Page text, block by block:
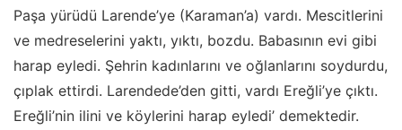
Paşa yürüdü Larende’ye (Karaman’a) vardı. Mescitlerini
ve medreselerini yaktı, yıktı, bozdu. Babasının evi gibi
harap eyledi. Şehrin kadınlarını ve oğlanlarını soydurdu,
çıplak ettirdi. Larendede’den gitti, vardı Ereğli’ye çıktı.
Ereğli’nin ilini ve köylerini harap eyledi’ demektedir.